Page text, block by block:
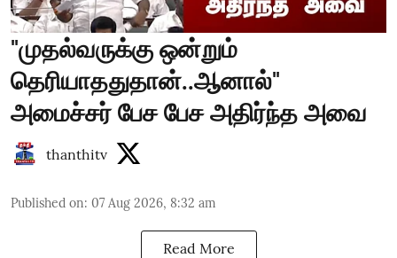
"முதல்வருக்கு ஒன்றும்
தெரியாததுதான்..ஆனால்"
அமைச்சர் பேச பேச அதிர்ந்த அவை
thanthitv
Published on: 07 Aug 2026, 8:32 am
Read More